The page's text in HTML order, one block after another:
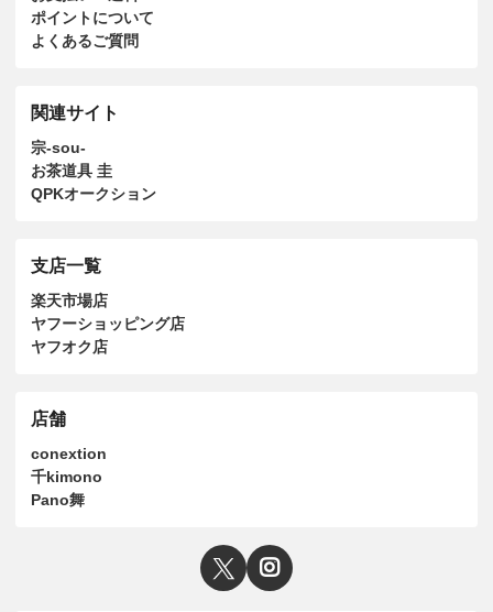
ポイントについて
よくあるご質問
関連サイト
宗-sou-
お茶道具 圭
QPKオークション
支店一覧
楽天市場店
ヤフーショッピング店
ヤフオク店
店舗
conextion
千kimono
Pano舞